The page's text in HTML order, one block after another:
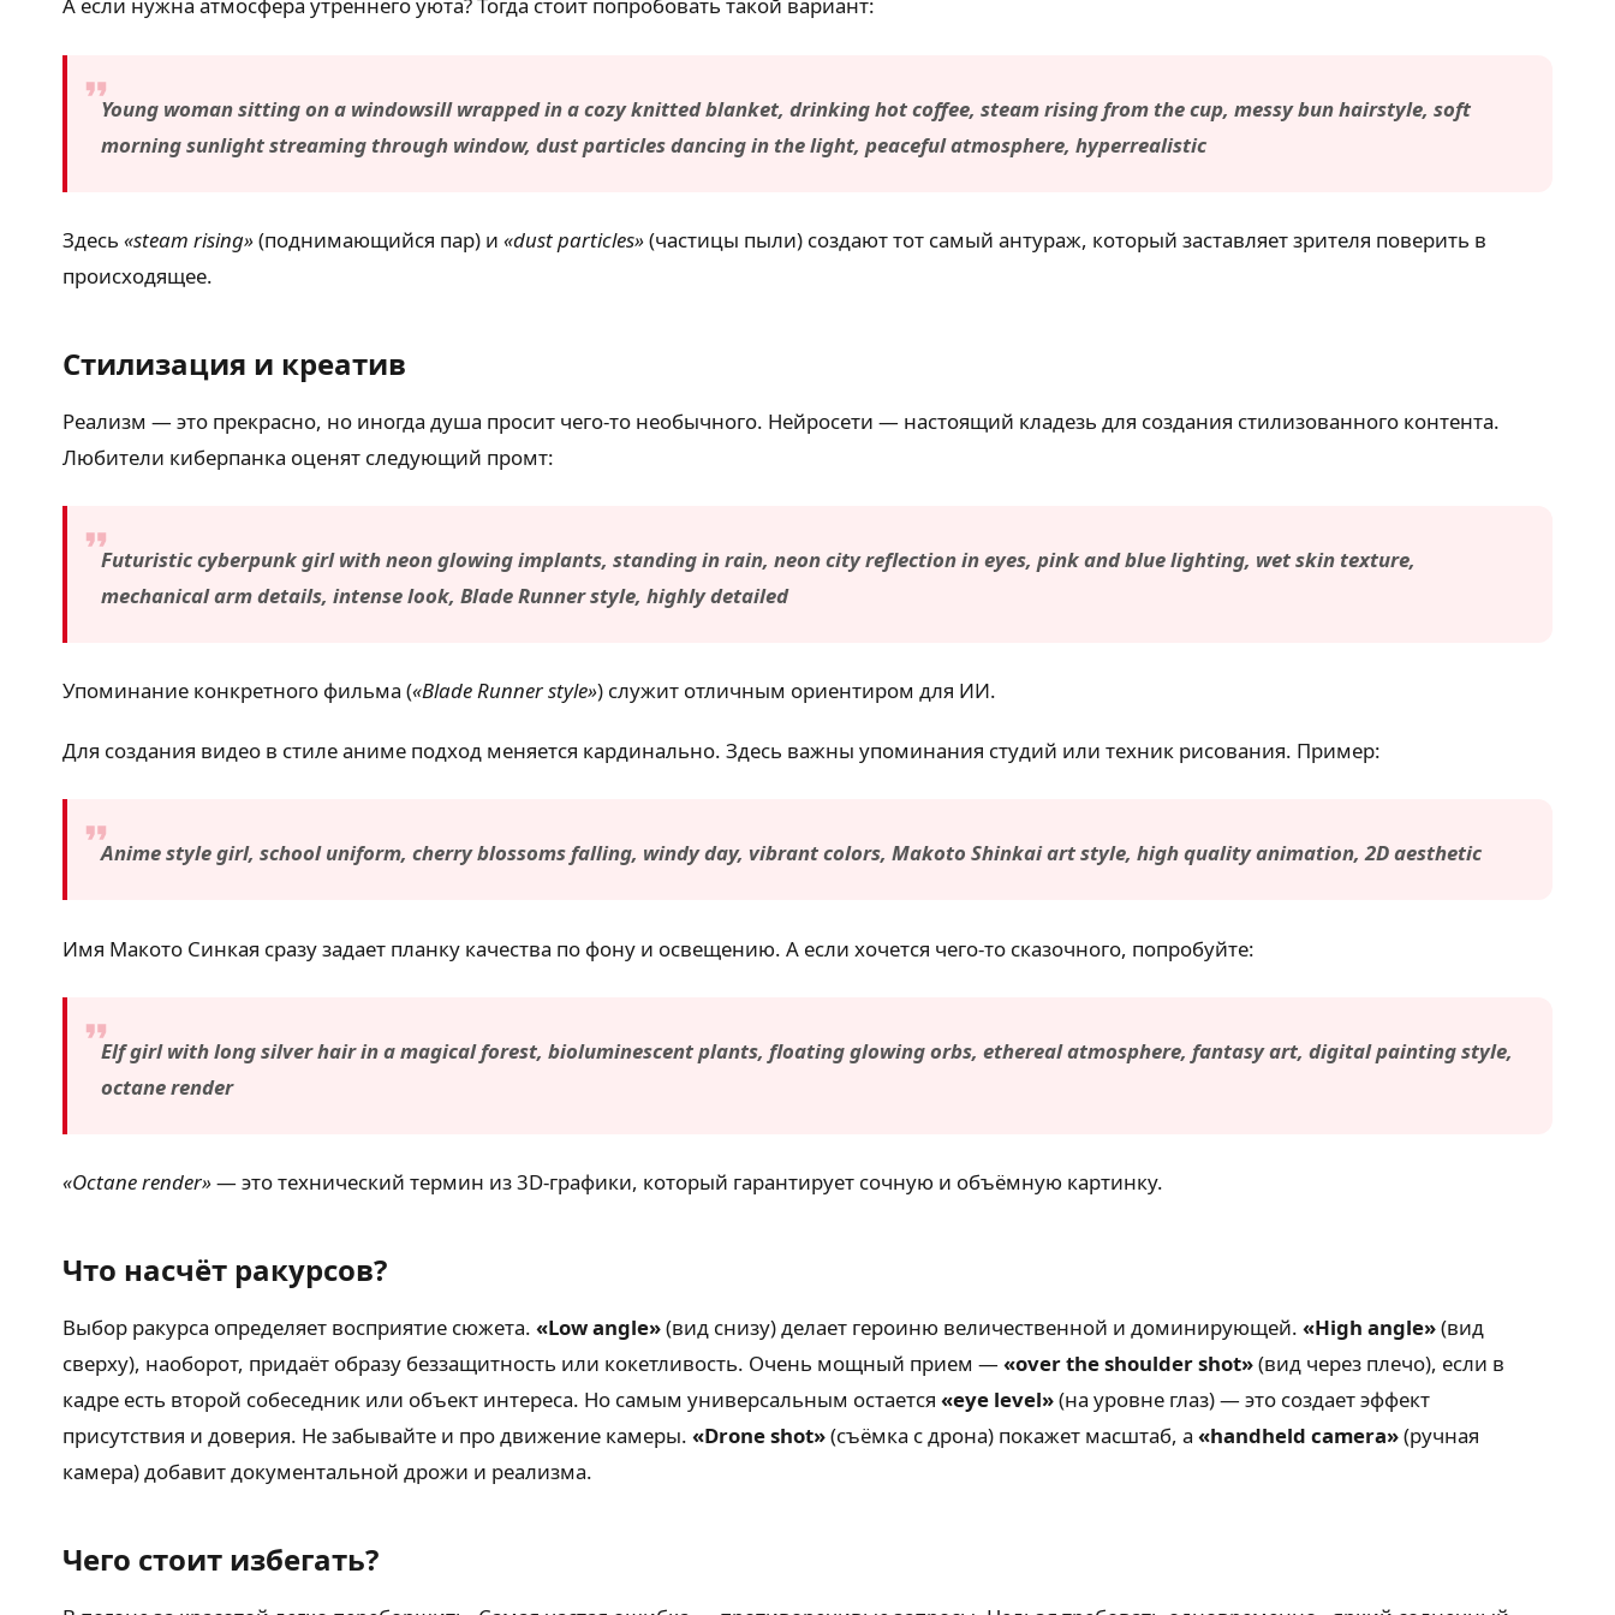
А если нужна атмосфера утреннего уюта? Тогда стоит попробовать такой вариант:
Young woman sitting on a windowsill wrapped in a cozy knitted blanket, drinking hot coffee, steam rising from the cup, messy bun hairstyle, soft
morning sunlight streaming through window, dust particles dancing in the light, peaceful atmosphere, hyperrealistic
Здесь «steam rising»(поднимающийся пар) и «dust particles»(частицы пыли) создают тот самый антураж, который заставляет зрителя поверить в
происходящее.
Стилизация и креатив
Реализм — это прекрасно, но иногда душа просит чего-то необычного. Нейросети — настоящий кладезь для создания стилизованного контента.
Любители киберпанка оценят следующий промт:
Futuristic cyberpunk girl with neon glowing implants, standing in rain, neon city reflection in eyes, pink and blue lighting, wet skin texture,
mechanical arm details, intense look, Blade Runner style, highly detailed
Упоминание конкретного фильма («Blade Runner style») служит отличным ориентиром для ИИ.
Для создания видео в стиле аниме подход меняется кардинально. Здесь важны упоминания студий или техник рисования. Пример:
Anime style girl, school uniform, cherry blossoms falling, windy day, vibrant colors, Makoto Shinkai art style, high quality animation, 2D aesthetic
Имя Макото Синкая сразу задает планку качества по фону и освещению. А если хочется чего-то сказочного, попробуйте:
Elf girl with long silver hair in a magical forest, bioluminescent plants, floating glowing orbs, ethereal atmosphere, fantasy art, digital painting style,
octane render
«Octane render»— это технический термин из 3D-графики, который гарантирует сочную и объёмную картинку.
Что насчёт ракурсов?
Выбор ракурса определяет восприятие сюжета. «Low angle»(вид снизу) делает героиню величественной и доминирующей. «High angle»(вид
сверху), наоборот, придаёт образу беззащитность или кокетливость. Очень мощный прием —«over the shoulder shot»(вид через плечо), если в
кадре есть второй собеседник или объект интереса. Но самым универсальным остается «eye level»(на уровне глаз) — это создает эффект
присутствия и доверия. Не забывайте и про движение камеры. «Drone shot»(съёмка с дрона) покажет масштаб, а «handheld camera»(ручная
камера) добавит документальной дрожи и реализма.
Чего стоит избегать?